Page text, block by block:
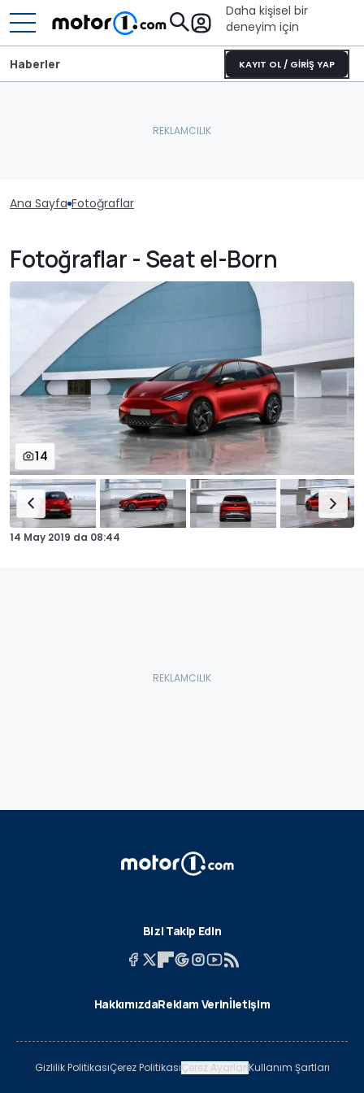
Daha kişisel bir
deneyim için
KAYIT OL / GİRİŞ YAP
Haberler
Ana Sayfa Fotoğraflar
Fotoğraflar - Seat el-Born
14
14 May 2019 da 08:44
Bizi Takip Edin
HakkımızdaReklam Verinİletişim
Gizlilik PolitikasıÇerez PolitikasıÇerez AyarlarıKullanım Şartları